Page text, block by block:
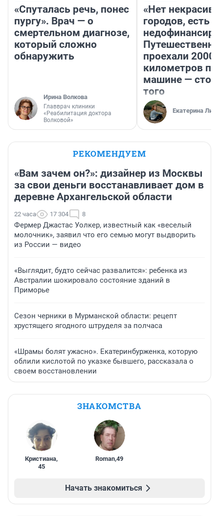
«Спуталась речь, понес
пургу». Врач — о
смертельном диагнозе,
который сложно
обнаружить
Ирина Волкова
Главврач клиники
«Реабилитация доктора
Волковой»
«Нет
городов, есть
проехали 2000
километров по
машине —
того
Екатерина
РЕКОМЕНДУЕМ
«Вам зачем он?»: дизайнер из Москвы
за свои деньги восстанавливает дом в
деревне Архангельской области
22 часа 17 304 8
Фермер Джастас Уолкер, известный как «веселый
молочник», заявил что его семью могут выдворить
из России — видео
«Выглядит, будто сейчас развалится»: ребенка из
Австралии шокировало состояние зданий в
Приморье
Сезон черники в Мурманской области: рецепт
хрустящего ягодного штруделя за полчаса
«Шрамы болят ужасно». Екатеринбурженка, которую
облили кислотой по указке бывшего, рассказала о
своем восстановлении
ЗНАКОМСТВА
Кристиана,
45
Roman,49
Начать знакомиться